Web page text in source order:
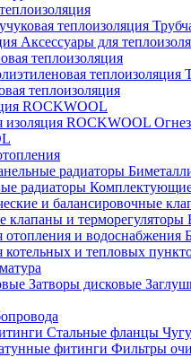
теплоизоляция
Аксессуары для
теплоизоляция
теплоизоляция
теплоизоляция
ROCKWOOL
изоляция ROCKWOOL
радиаторы
радиаторы Комплектующие
и балансировочные
клапаны и терморегуляторы
отопления и водоснабжения
котельных и тепловых
Затворы дисковые
Стальные фланцы
фитинги Фильтры